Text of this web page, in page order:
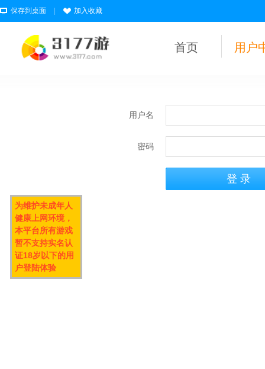
保存到桌面 加入收藏
首页 用户
用户名
密码
为维护未成年人
健康上网环境，
本平台所有游戏
暂不支持实名认
证18岁以下的用
户登陆体验